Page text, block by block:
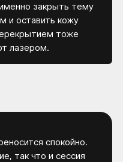
закрыть тему
и оставить кожу
тоже
лазером.
спокойно.
так что и сессия